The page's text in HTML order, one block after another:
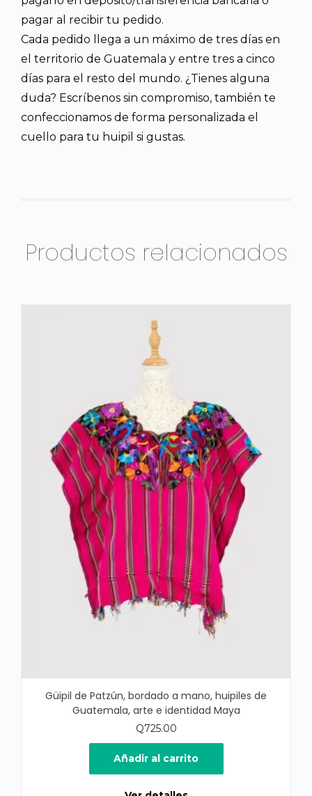
pagar al recibir tu pedido.
Cada pedido llega a un máximo de tres días en
el territorio de Guatemala y entre tres a cinco
días para el resto del mundo. ¿Tienes alguna
duda? Escríbenos sin compromiso, también te
confeccionamos de forma personalizada el
cuello para tu huipil si gustas.
Productos relacionados
Güipil de Patzún, bordado a mano, huipiles de
Guatemala, arte e identidad Maya
Q725.00
Añadir al carrito